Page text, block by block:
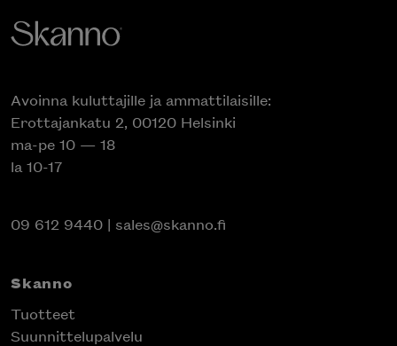
Avoinna kuluttajille ja ammattilaisille:
Erottajankatu 2, 00120 Helsinki
ma-pe 10 — 18
la 10-17
09 612 9440 | sales@skanno.fi
Skanno
Tuotteet
Suunnittelupalvelu